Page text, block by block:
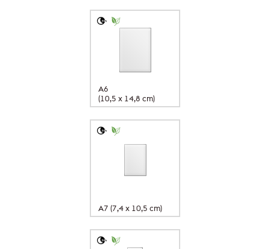
A6
(10,5 x 14,8 cm)
A7 (7,4 x 10,5 cm)